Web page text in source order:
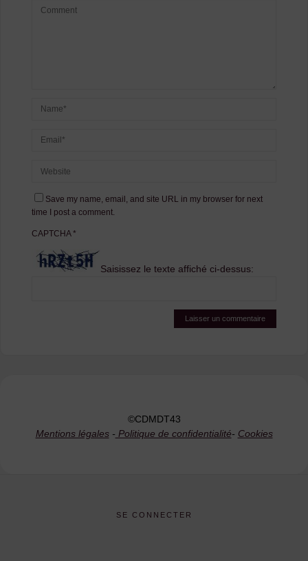
Save my name, email, and site URL in my browser for next
time I post a comment.
CAPTCHA*
Saisissez le texte affiché ci-dessus:
©CDMDT43
Mentions légales- Politique de confidentialité- Cookies
SE CONNECTER